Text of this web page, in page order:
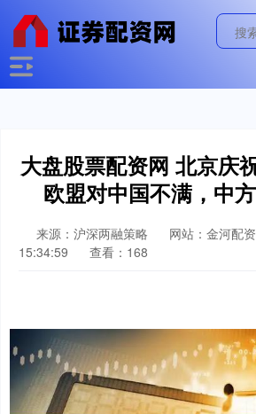
大盘股票配资网 北京庆
欧盟对中国不满，中
来源：沪深两融策略 网站：金河配资
15:34:59
查看：168